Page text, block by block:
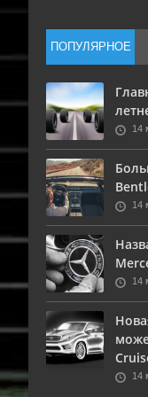
Задача
наличный
кредите?
конца вы
отдела
ПОПУЛЯРНОЕ
14
14
14
14